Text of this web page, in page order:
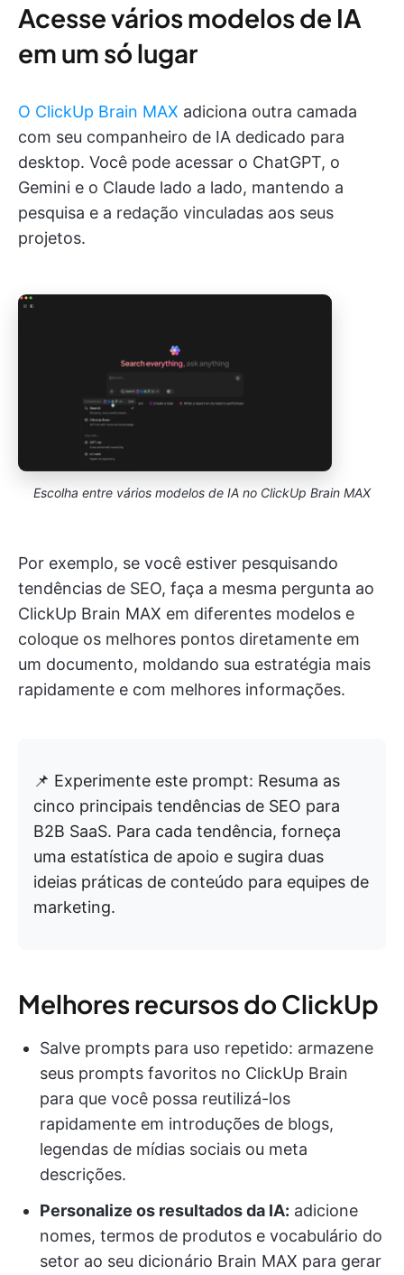
Acesse vários modelos de IA
em um só lugar
O ClickUp Brain MAX adiciona outra camada
com seu companheiro de IA dedicado para
desktop. Você pode acessar o ChatGPT, o
Gemini e o Claude lado a lado, mantendo a
pesquisa e a redação vinculadas aos seus
projetos.
Escolha entre vários modelos de IA no ClickUp Brain MAX
Por exemplo, se você estiver pesquisando
tendências de SEO, faça a mesma pergunta ao
ClickUp Brain MAX em diferentes modelos e
coloque os melhores pontos diretamente em
um documento, moldando sua estratégia mais
rapidamente e com melhores informações.
📌 Experimente este prompt: Resuma as
cinco principais tendências de SEO para
B2B SaaS. Para cada tendência, forneça
uma estatística de apoio e sugira duas
ideias práticas de conteúdo para equipes de
marketing.
Melhores recursos do ClickUp
Salve prompts para uso repetido: armazene
seus prompts favoritos no ClickUp Brain
para que você possa reutilizá-los
rapidamente em introduções de blogs,
legendas de mídias sociais ou meta
descrições.
Personalize os resultados da IA: adicione
nomes, termos de produtos e vocabulário do
setor ao seu dicionário Brain MAX para gerar